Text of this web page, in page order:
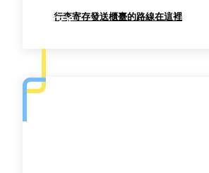
行李寄存發送櫃臺的路線在這裡